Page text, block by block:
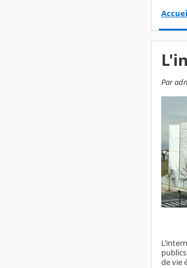
Par
de vie